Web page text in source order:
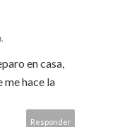
en casa,
me hace la
Responder